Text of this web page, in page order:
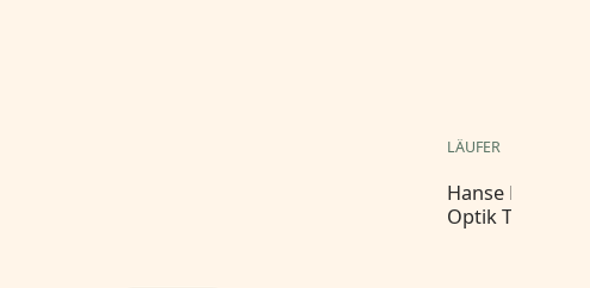
LÄUFER
Hanse Home
Optik Teppich